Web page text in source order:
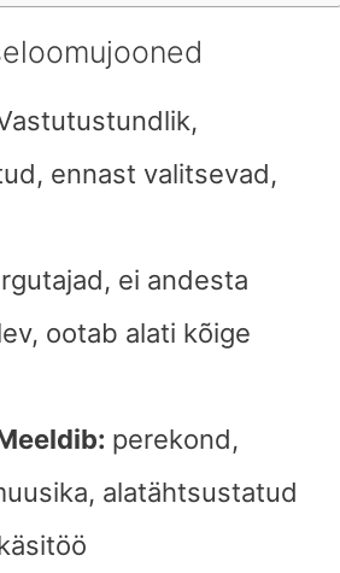
ennast valitsevad,
ei andesta
ootab alati kõige
perekond,
alatähtsustatud